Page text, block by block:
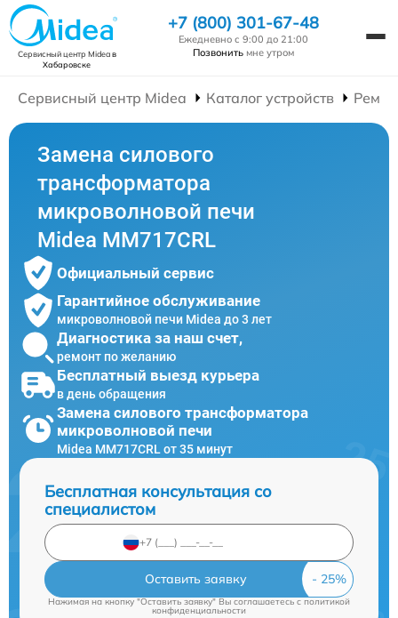
Сервисный центр Mideaв
Хабаровске
+7 (800) 301-67-48
Ежедневно с 9:00 до 21:00
Позвонить мне утром
Сервисный центр Midea Каталог устройств
Замена силового
трансформатора
микроволновой печи
Midea MM717CRL
Официальный сервис
Гарантийное обслуживание
микроволновой печи Midea до 3 лет
Диагностика за наш счет,
ремонт по желанию
Бесплатный выезд курьера
в день обращения
Замена силового трансформатора
микроволновой печи
Midea MM717CRL от 35 минут
Бесплатная консультация со
специалистом
Оставить заявку
Нажимая на кнопку "Оставить заявку" Вы соглашаетесь cполитикой
конфиденциальности